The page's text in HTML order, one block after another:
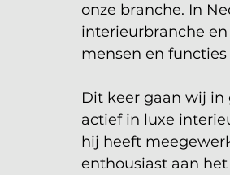
onze branche. In
interieurbranche
mensen en
Dit keer gaan wij in
actief in luxe
hij heeft
enthousiast aan